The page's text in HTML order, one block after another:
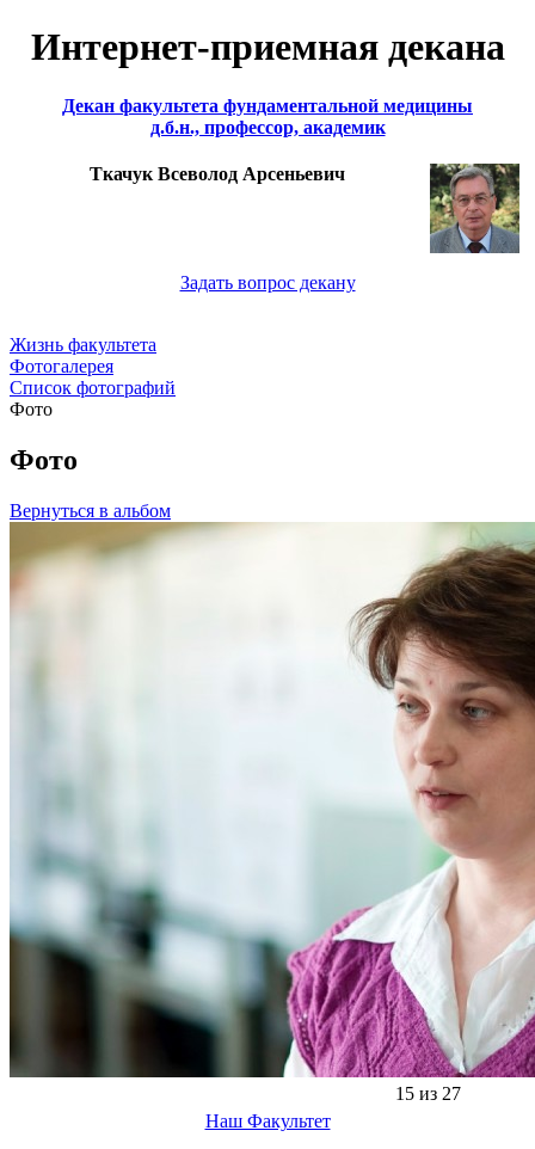
Интернет-приемная декана
Декан факультета фундаментальной медицины
д.б.н., профессор, академик
Ткачук Всеволод Арсеньевич
Задать вопрос декану
Жизнь факультета
Фотогалерея
Список фотографий
Фото
Фото
Вернуться в альбом
15 из 27
Наш Факультет